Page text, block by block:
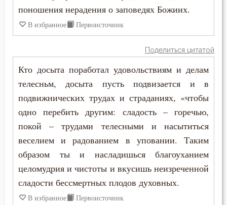
Болезнь
Борьба
Вера
Воздаяние
Воплощение
Антоний Оптинский (Путилов)
Василий Великий
Димитрий Ростовский
Ефрем Сирин
Игнатий Брянчанинов
Иоанн Златоуст
Иоанн Лествичник
Иосиф Оптинский (Литовкин)
поношения нерадения о заповедях Божиих.
В избранное Первоисточник
Поделиться цитатой
Кто досыта поработал удовольствиям и делам
телесньм, досыта пусть подвизается и в
подвижнических трудах и страданиях, «чтобы
одно перебить другим: сладость – горечью,
покой – трудами телесными и насытиться
веселием и радованием в уповании. Таким
образом ты и насладишься благоуханием
целомудрия и чистоты и вкусишь неизреченной
сладости бессмертных плодов духовных.
В избранное Первоисточник